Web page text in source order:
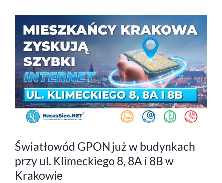
Światłowód GPON już w budynkach
przy ul. Klimeckiego 8, 8A i 8B w
Krakowie